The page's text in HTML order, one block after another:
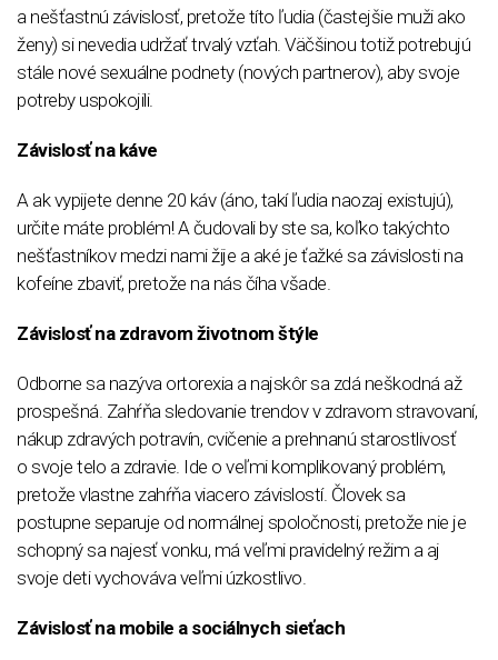
a nešťastnú závislosť, pretože títo ľudia (častejšie muži ako
ženy) si nevedia udržať trvalý vzťah. Väčšinou totiž potrebujú
stále nové sexuálne podnety (nových partnerov), aby svoje
potreby uspokojili.
Závislosť na káve
A ak vypijete denne 20 káv (áno, takí ľudia naozaj existujú),
určite máte problém! A čudovali by ste sa, koľko takýchto
nešťastníkov medzi nami žije a aké je ťažké sa závislosti na
kofeíne zbaviť, pretože na nás číha všade.
Závislosť na zdravom životnom štýle
Odborne sa nazýva ortorexia a najskôr sa zdá neškodná až
prospešná. Zahŕňa sledovanie trendov v zdravom stravovaní,
nákup zdravých potravín, cvičenie a prehnanú starostlivosť
o svoje telo a zdravie. Ide o veľmi komplikovaný problém,
pretože vlastne zahŕňa viacero závislostí. Človek sa
postupne separuje od normálnej spoločnosti, pretože nie je
schopný sa najesť vonku, má veľmi pravidelný režim a aj
svoje deti vychováva veľmi úzkostlivo.
Závislosť na mobile a sociálnych sieťach